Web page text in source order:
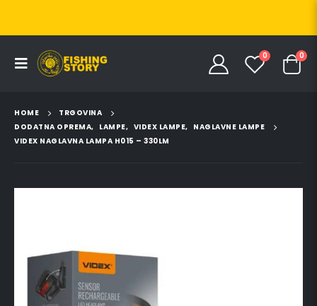
0 0
HOME
TRGOVINA
DODATNA OPREMA, LAMPE, VIDEX LAMPE, NAGLAVNE LAMPE
VIDEX NAGLAVNA LAMPA H015 – 330LM